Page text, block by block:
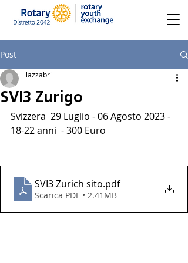
Post
SVI3 Zurigo
lazzabri
Svizzera  29 Luglio - 06 Agosto 2023 -
18-22 anni  - 300 Euro
SVI3 Zurich sito.pdf
Scarica PDF • 2.41MB